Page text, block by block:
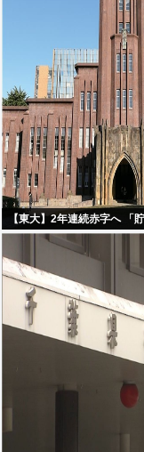
【東大】2年連続赤字へ 「